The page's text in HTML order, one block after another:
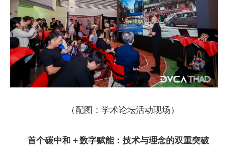
（配图：学术论坛活动现场）
首个碳中和＋数字赋能：技术与理念的双重突破